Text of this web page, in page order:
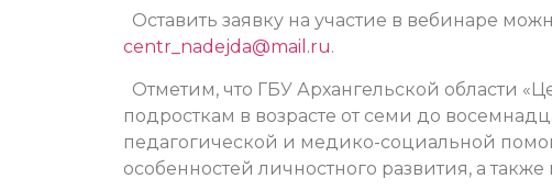
Оставить заявку на участие в вебинаре
centr_nadejda@mail.ru.
Отметим, что ГБУ Архангельской области
подросткам в возрасте от семи до
педагогической и медико-социальной
особенностей личностного развития, а